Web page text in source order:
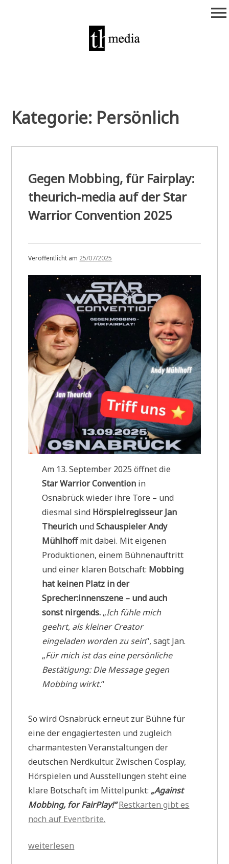
menu
Kategorie: Persönlich
Gegen Mobbing, für Fairplay:
theurich-media auf der Star
Warrior Convention 2025
Veröffentlicht am 25/07/2025
Am 13. September 2025 öffnet die
Star Warrior Convention in
Osnabrück wieder ihre Tore – und
diesmal sind Hörspielregisseur Jan
Theurich undSchauspieler Andy
Mühlhoffmit dabei. Mit eigenen
Produktionen, einem Bühnenauftritt
und einer klaren Botschaft: Mobbing
hat keinen Platz in der
Sprecher:innenszene – und auch
sonst nirgends. „Ich fühle mich
geehrt, als kleiner Creator
eingeladen worden zu sein“, sagt Jan.
„Für mich ist das eine persönliche
Bestätigung: Die Message gegen
Mobbing wirkt.“
So wird Osnabrück erneut zur Bühne für
eine der engagiertesten und zugleich
charmantesten Veranstaltungen der
deutschen Nerdkultur. Zwischen Cosplay,
Hörspielen und Ausstellungen steht eine
klare Botschaft im Mittelpunkt: „Against
Mobbing, for FairPlay!“ Restkarten gibt es
noch auf Eventbrite.
„Gegen
weiterlesen